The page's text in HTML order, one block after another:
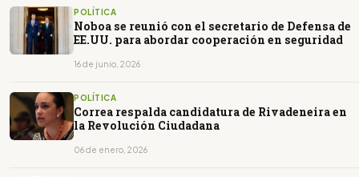
POLÍTICA
Noboa se reunió con el secretario de Defensa de
EE.UU. para abordar cooperación en seguridad
16 de junio, 2026
POLÍTICA
Correa respalda candidatura de Rivadeneira en
la Revolución Ciudadana
06 de enero, 2026